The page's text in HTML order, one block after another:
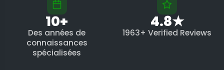
10+
Des années de
connaissances
spécialisées
4.8★
1963+ Verified Reviews